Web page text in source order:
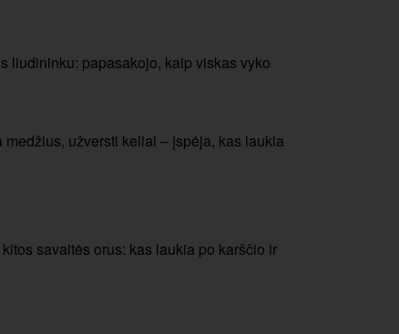
liudininku: papasakojo, kaip viskas vyko
užversti keliai – įspėja, kas laukia
savaitės orus: kas laukia po karščio ir